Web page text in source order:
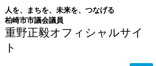
重野正毅オフィシャルサイ
ト
人を、まちを、未来を、つなげる
​柏崎市市議会議員